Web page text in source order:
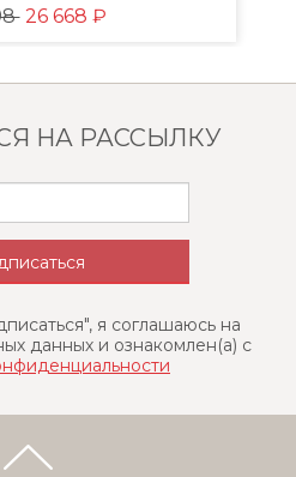
26 668 ₽
НА РАССЫЛКУ
я соглашаюсь на
данных и ознакомлен(a) с